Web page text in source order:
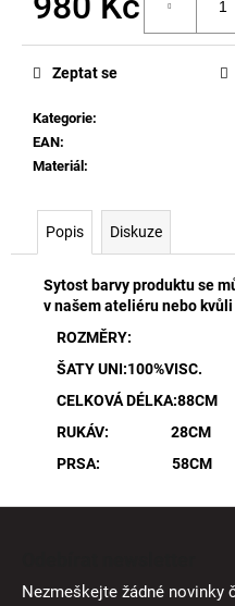
Kategorie:
EAN:
Materiál:
Zeptat se
Popis Diskuze
Sytost barvy produktu se
v našem ateliéru nebo
ROZMĚRY:
ŠATY UNI:100%VISC.
CELKOVÁ DÉLKA:88CM
RUKÁV: 28CM
PRSA: 58CM
Nezmeškejte žádné novinky